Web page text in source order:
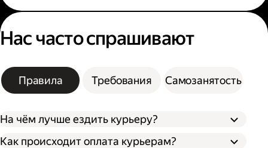
Нас часто спрашивают
Правила Требования Самозанятость
На чём лучше ездить курьеру?
Как происходит оплата курьерам?